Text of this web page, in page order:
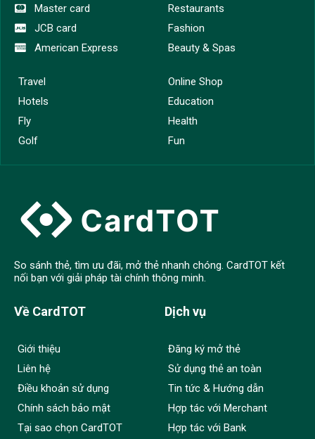
Master card
JCB card
American Express
Restaurants
Fashion
Beauty & Spas
Travel
Hotels
Fly
Golf
Online Shop
Education
Health
Fun
So sánh thẻ, tìm ưu đãi, mở thẻ nhanh chóng. CardTOT kết
nối bạn với giải pháp tài chính thông minh.
Về CardTOT
Giới thiệu
Liên hệ
Điều khoản sử dụng
Chính sách bảo mật
Tại sao chọn CardTOT
Dịch vụ
Đăng ký mở thẻ
Sử dụng thẻ an toàn
Tin tức & Hướng dẫn
Hợp tác với Merchant
Hợp tác với Bank